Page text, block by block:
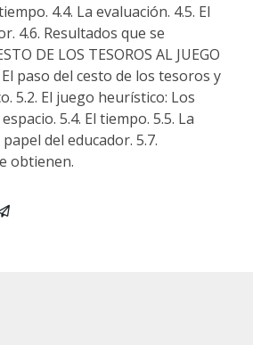
4.4. La evaluación. 4.5. El
4.6. Resultados que se
DE LOS TESOROS AL JUEGO
El paso del cesto de los tesoros y
5.2. El juego heurístico: Los
5.4. El tiempo. 5.5. La
del educador. 5.7.
obtienen.